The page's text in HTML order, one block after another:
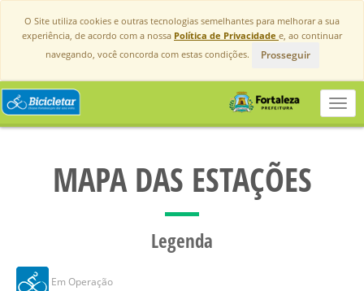
O Site utiliza cookies e outras tecnologias semelhantes para melhorar a sua
experiência, de acordo com a nossa Política de Privacidade e, ao continuar
navegando, você concorda com estas condições.
Prosseguir
MAPA DAS ESTAÇÕES
Legenda
Em Operação